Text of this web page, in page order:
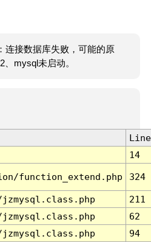
连接数据库失败，可能的原
mysql未启动。
Line
14
function_extend.php 324
211
62
94